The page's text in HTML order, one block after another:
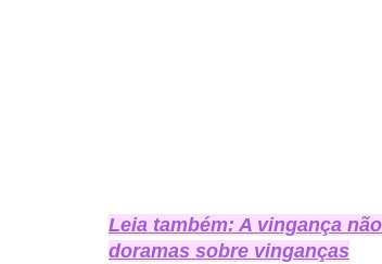
Leia também: A vingança
doramas sobre vinganças